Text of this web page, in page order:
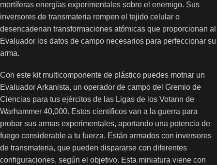
mortíferas energías experimentales sobre el enemigo. Sus
inversores de transmateria rompen el tejido celular o
desencadenan transformaciones atómicas que proporcionan al
Evaluador los datos de campo necesarios para perfeccionar su
arma.
Con este kit multicomponente de plástico puedes motnar un
Evaluador Arkanista, un operador de campo del Gremio de
Ciencias para tus ejércitos de las Ligas de los Votann de
Warhammer 40,000. Estos científicos van a la guerra para
probar sus armas experimentales, aportando una potencia de
fuego considerable a tu fuerza. Están armados con inversores
de transmateria, que pueden dispararse con diferentes
configuraciones, según el objetivo. Esta miniatura viene con